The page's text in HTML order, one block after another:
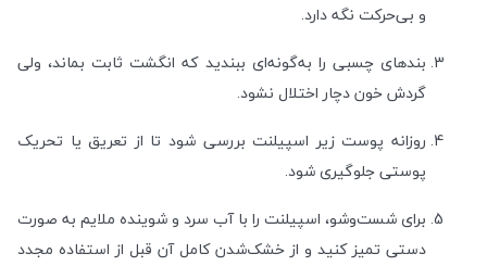
و بی‌حرکت نگه دارد.
بندهای چسبی را به‌گونه‌ای ببندید که انگشت ثابت بماند، ولی
گردش خون دچار اختلال نشود.
روزانه پوست زیر اسپیلنت بررسی شود تا از تعریق یا تحریک
پوستی جلوگیری شود.
برای شست‌وشو، اسپیلنت را با آب سرد و شوینده ملایم به صورت
دستی تمیز کنید و از خشک‌شدن کامل آن قبل از استفاده مجدد